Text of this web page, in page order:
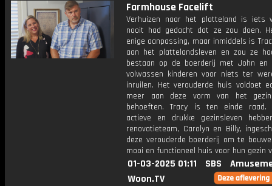
Farmhouse Facelift
Verhuizen naar het platteland is iets
nooit had gedacht dat ze zou doen.
enige aanpassing, maar inmiddels is
aan het plattelandsleven en zou ze
bestaan op de boerderij met John en
volwassen kinderen voor niets ter
inruilen. Het verouderde huis voldoet
meer aan deze vorm van het
behoeften. Tracy is ten einde raad.
actieve en drukke gezinsleven
renovatieteam, Carolyn en Billy,
deze verouderde boerderij om te
mooi en functioneel huis voor hun gezin
01-03-2025 01:11 SBS
Woon.TV